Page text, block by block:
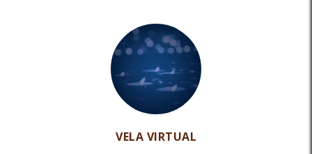
VELA VIRTUAL